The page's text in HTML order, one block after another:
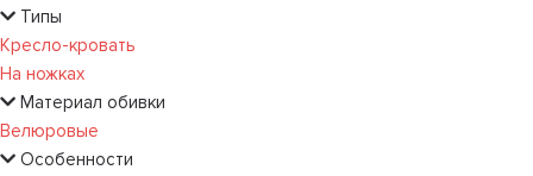
Типы
Кресло-кровать
На ножках
Материал обивки
Велюровые
Особенности